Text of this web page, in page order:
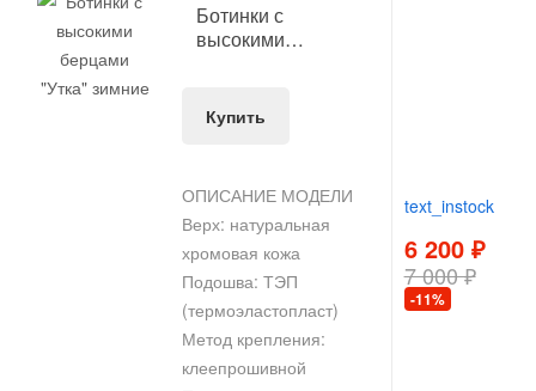
Ботинки с
высокими
Купить
ОПИСАНИЕ МОДЕЛИ
Верх: натуральная
хромовая кожа
Подошва: ТЭП
(термоэластопласт)
Метод крепления:
клеепрошивной
text_instock
6 200 ₽
7 000 ₽
-11%